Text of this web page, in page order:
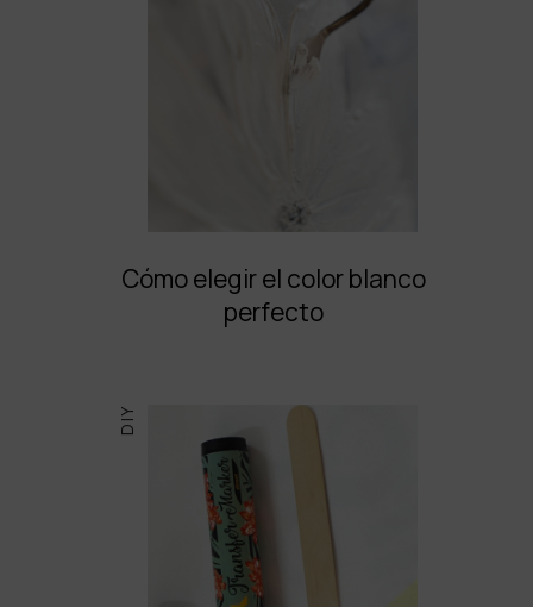
Cómo elegir el color blanco
perfecto
DIY